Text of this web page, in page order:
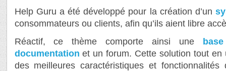
Help Guru a été développé pour la création d’un
consommateurs ou clients, afin qu’ils aient libre
Réactif, ce thème comporte ainsi une
documentation et un forum. Cette solution tout en
des meilleures caractéristiques et fonctionnalités